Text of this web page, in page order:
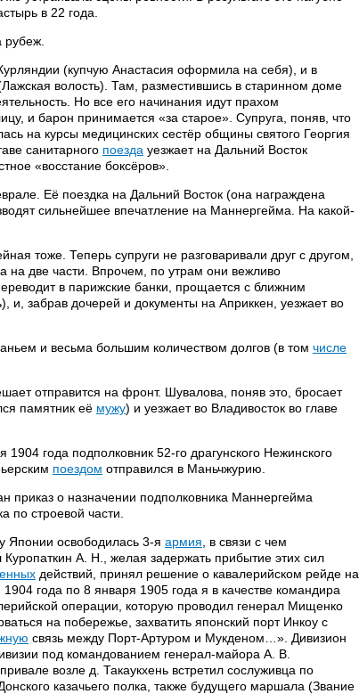
в 22 года.
(купчую Анастасия оформила на себя), и в
волость). Там, разместившись в старинном доме
Но все его начинания идут прахом
и барон принимается «за старое». Супруга, поняв, что
на курсы медицинских сестёр общины святого Георгия
санитарного поезда уезжает на Дальний Восток
«восстание боксёров».
Её поездка на Дальний Восток (она награждена
сильнейшее впечатление на Маннергейма. На какой-
тоже. Теперь супруги не разговаривали друг с другом,
две части. Впрочем, по утрам они вежливо
в парижские банки, прощается с ближним
и, забрав дочерей и документы на Априккен, уезжает во
и весьма большим количеством долгов (в том числе
отправится на фронт. Шувалова, поняв это, бросает
памятник её мужу) и уезжает во Владивосток во главе
года подполковник 52-го драгунского Нежинского
поездом отправился в Маньчжурию.
приказ о назначении подполковника Маннергейма
по строевой части.
Японии освободилась 3-я армия , в связи с чем
А. Н., желая задержать прибытие этих сил
действий, принял решение о кавалерийском рейде на
года по 8 января 1905 года я в качестве командира
операции, которую проводил генерал Мищенко
на побережье, захватить японский порт Инкоу с
связь между Порт-Артуром и Мукденом…». Дивизион
под командованием генерал-майора А. В.
возле д. Такаукхень встретил сослуживца по
казачьего полка, также будущего маршала (Звание